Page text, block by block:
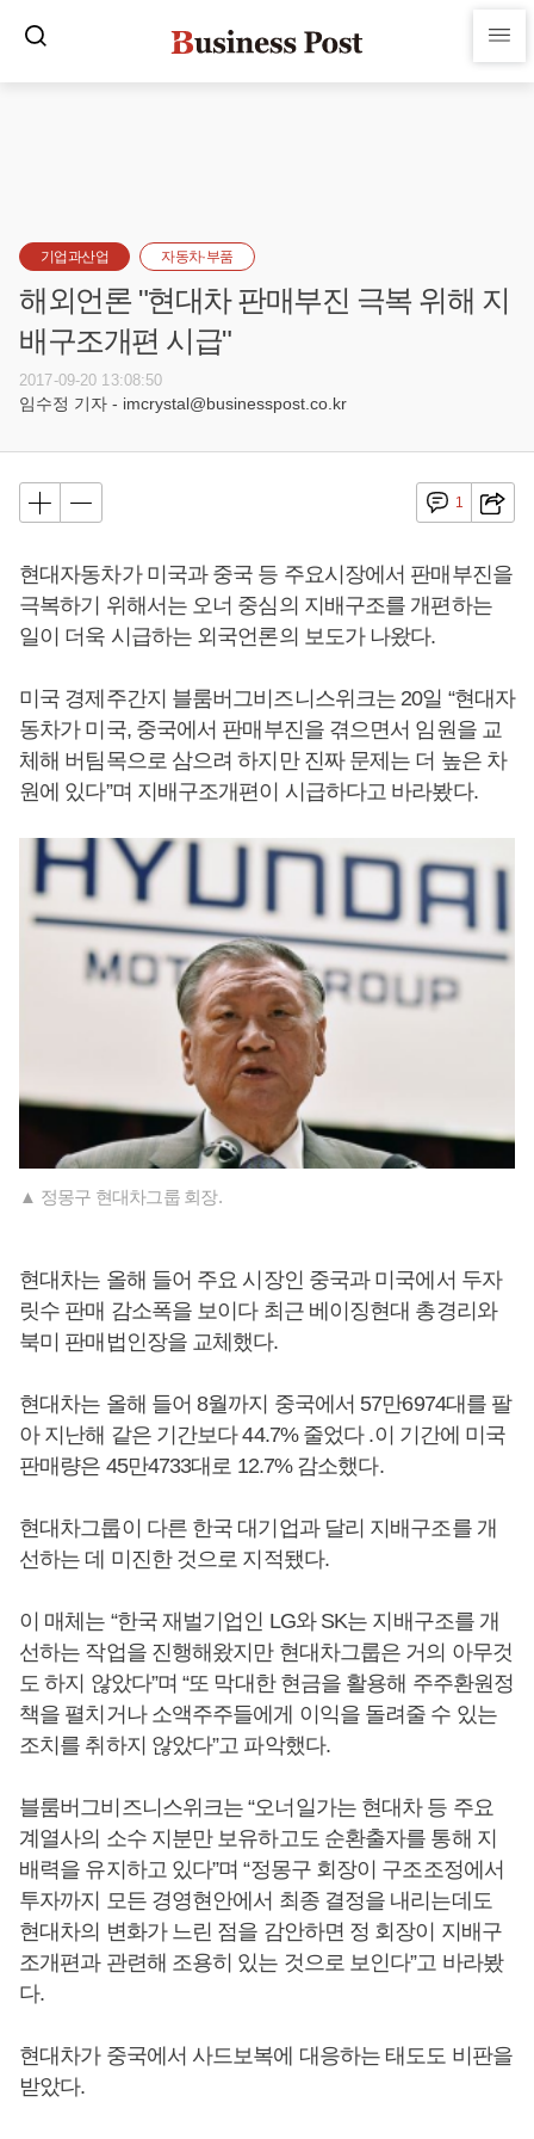
기업과산업 자동차·부품
해외언론 "현대차 판매부진 극복 위해 지
배구조개편 시급"
2017-09-20 13:08:50
임수정 기자 - imcrystal@businesspost.co.kr
1
현대자동차가 미국과 중국 등 주요시장에서 판매부진을
극복하기 위해서는 오너 중심의 지배구조를 개편하는
일이 더욱 시급하는 외국언론의 보도가 나왔다.
미국 경제주간지 블룸버그비즈니스위크는 20일 “현대자
동차가 미국, 중국에서 판매부진을 겪으면서 임원을 교
체해 버팀목으로 삼으려 하지만 진짜 문제는 더 높은 차
원에 있다”며 지배구조개편이 시급하다고 바라봤다.
▲ 정몽구 현대차그룹 회장.
현대차는 올해 들어 주요 시장인 중국과 미국에서 두자
릿수 판매 감소폭을 보이다 최근 베이징현대 총경리와
북미 판매법인장을 교체했다.
현대차는 올해 들어 8월까지 중국에서 57만6974대를 팔
아 지난해 같은 기간보다 44.7% 줄었다 .이 기간에 미국
판매량은 45만4733대로 12.7% 감소했다.
현대차그룹이 다른 한국 대기업과 달리 지배구조를 개
선하는 데 미진한 것으로 지적됐다.
이 매체는 “한국 재벌기업인 LG와 SK는 지배구조를 개
선하는 작업을 진행해왔지만 현대차그룹은 거의 아무것
도 하지 않았다”며 “또 막대한 현금을 활용해 주주환원정
책을 펼치거나 소액주주들에게 이익을 돌려줄 수 있는
조치를 취하지 않았다”고 파악했다.
블룸버그비즈니스위크는 “오너일가는 현대차 등 주요
계열사의 소수 지분만 보유하고도 순환출자를 통해 지
배력을 유지하고 있다”며 “정몽구 회장이 구조조정에서
투자까지 모든 경영현안에서 최종 결정을 내리는데도
현대차의 변화가 느린 점을 감안하면 정 회장이 지배구
조개편과 관련해 조용히 있는 것으로 보인다”고 바라봤
다.
현대차가 중국에서 사드보복에 대응하는 태도도 비판을
받았다.